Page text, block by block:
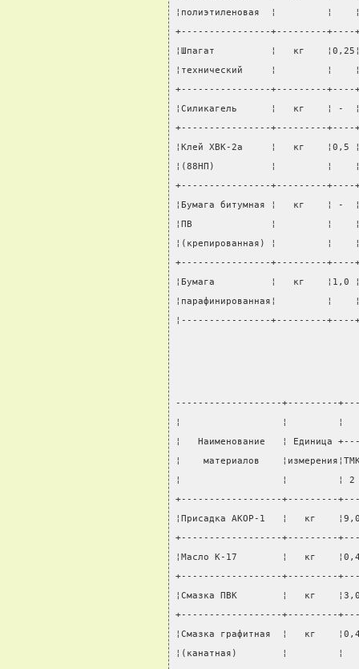
¦полиэтиленовая  ¦
+----------------+---------+----
¦Шпагат          ¦   кг
¦технический     ¦
+----------------+---------+----
¦Силикагель      ¦   кг    ¦ -
+----------------+---------+----
¦Клей ХВК-2а     ¦   кг    ¦0,5
¦(88НП)          ¦         ¦
+----------------+---------+----
¦Бумага битумная ¦   кг
¦ПВ              ¦         ¦
¦(крепированная) ¦
+----------------+---------+----
¦Бумага          ¦   кг    ¦1,0
¦парафинированная¦
¦----------------+---------+----
-------------------+---------
¦                  ¦         ¦
¦   Наименование   ¦
¦    материалов
¦                  ¦         ¦ 2  ¦
+------------------+---------
¦Присадка АКОР-1   ¦   кг
+------------------+---------
¦Масло К-17        ¦   кг    ¦0,4
+------------------+---------
¦Смазка ПВК        ¦   кг
+------------------+---------
¦Смазка графитная  ¦   кг
¦(канатная)        ¦